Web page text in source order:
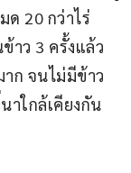
20 กว่าไร่
ว 3 ครั้งแล้ว
ก จนไม่มีข้าว
ใกล้เคียงกัน